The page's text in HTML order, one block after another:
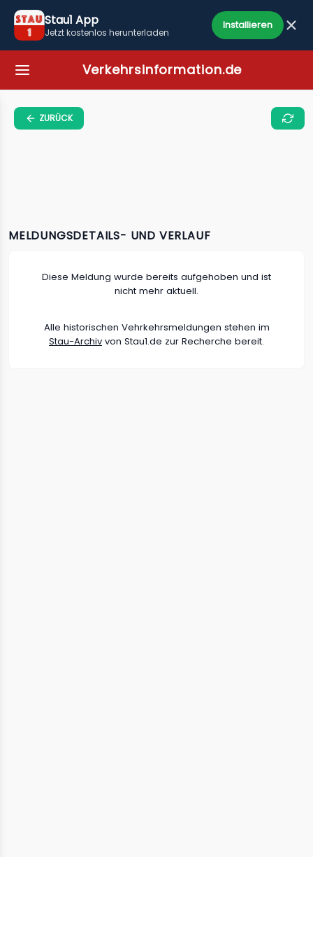
Stau1 App
Jetzt kostenlos herunterladen
Installieren
Verkehrsinformation.de
ZURÜCK
MELDUNGSDETAILS- UND VERLAUF
Diese Meldung wurde bereits aufgehoben und ist
nicht mehr aktuell.
Alle historischen Vehrkehrsmeldungen stehen im
Stau-Archiv von Stau1.de zur Recherche bereit.